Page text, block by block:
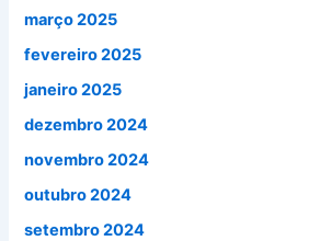
março 2025
fevereiro 2025
janeiro 2025
dezembro 2024
novembro 2024
outubro 2024
setembro 2024